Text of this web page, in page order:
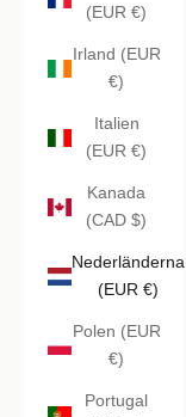
(EUR €)
Irland (EUR
€)
Italien
(EUR €)
Kanada
(CAD $)
Nederländerna
(EUR €)
Polen (EUR
€)
Portugal